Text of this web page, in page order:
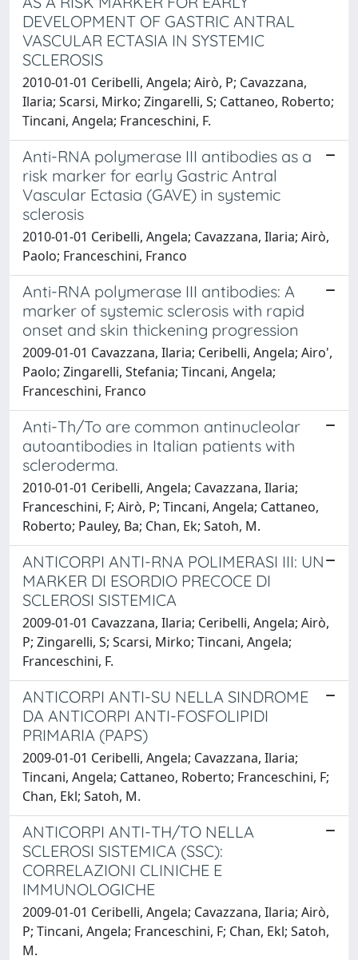
DEVELOPMENT OF GASTRIC ANTRAL
VASCULAR ECTASIA IN SYSTEMIC
SCLEROSIS
2010-01-01 Ceribelli, Angela; Airò, P; Cavazzana,
Ilaria; Scarsi, Mirko; Zingarelli, S; Cattaneo, Roberto;
Tincani, Angela; Franceschini, F.
Anti-RNA polymerase III antibodies as a
risk marker for early Gastric Antral
Vascular Ectasia (GAVE) in systemic
sclerosis
2010-01-01 Ceribelli, Angela; Cavazzana, Ilaria; Airò,
Paolo; Franceschini, Franco
Anti-RNA polymerase III antibodies: A
marker of systemic sclerosis with rapid
onset and skin thickening progression
2009-01-01 Cavazzana, Ilaria; Ceribelli, Angela; Airo',
Paolo; Zingarelli, Stefania; Tincani, Angela;
Franceschini, Franco
Anti-Th/To are common antinucleolar
autoantibodies in Italian patients with
scleroderma.
2010-01-01 Ceribelli, Angela; Cavazzana, Ilaria;
Franceschini, F; Airò, P; Tincani, Angela; Cattaneo,
Roberto; Pauley, Ba; Chan, Ek; Satoh, M.
ANTICORPI ANTI-RNA POLIMERASI III: UN
MARKER DI ESORDIO PRECOCE DI
SCLEROSI SISTEMICA
2009-01-01 Cavazzana, Ilaria; Ceribelli, Angela; Airò,
P; Zingarelli, S; Scarsi, Mirko; Tincani, Angela;
Franceschini, F.
ANTICORPI ANTI-SU NELLA SINDROME
DA ANTICORPI ANTI-FOSFOLIPIDI
PRIMARIA (PAPS)
2009-01-01 Ceribelli, Angela; Cavazzana, Ilaria;
Tincani, Angela; Cattaneo, Roberto; Franceschini, F;
Chan, Ekl; Satoh, M.
ANTICORPI ANTI-TH/TO NELLA
SCLEROSI SISTEMICA (SSC):
CORRELAZIONI CLINICHE E
IMMUNOLOGICHE
2009-01-01 Ceribelli, Angela; Cavazzana, Ilaria; Airò,
P; Tincani, Angela; Franceschini, F; Chan, Ekl; Satoh,
M.